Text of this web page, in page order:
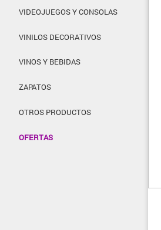
VIDEOJUEGOS Y CONSOLAS
VINILOS DECORATIVOS
VINOS Y BEBIDAS
ZAPATOS
OTROS PRODUCTOS
OFERTAS